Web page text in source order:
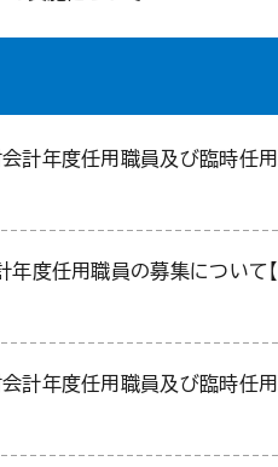
計年度任用職員及び臨時任
年度任用職員の募集について
計年度任用職員及び臨時任